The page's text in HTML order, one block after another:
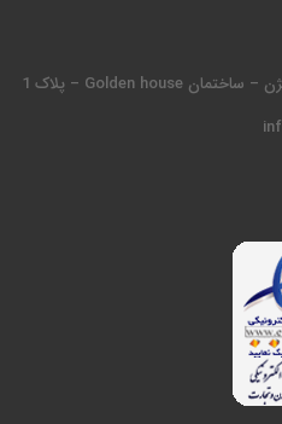
اصفهان- خیابان حکیم نظامی-کوچه بیژن – ساختمان Golden house – پلاک 1